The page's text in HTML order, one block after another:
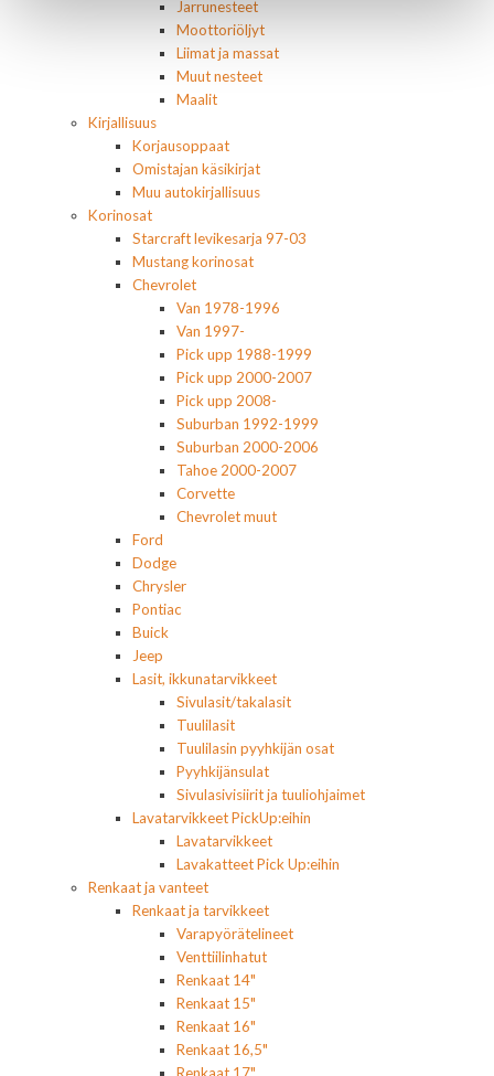
Jarrunesteet
Moottoriöljyt
Liimat ja massat
Muut nesteet
Maalit
Kirjallisuus
Korjausoppaat
Omistajan käsikirjat
Muu autokirjallisuus
Korinosat
Starcraft levikesarja 97-03
Mustang korinosat
Chevrolet
Van 1978-1996
Van 1997-
Pick upp 1988-1999
Pick upp 2000-2007
Pick upp 2008-
Suburban 1992-1999
Suburban 2000-2006
Tahoe 2000-2007
Corvette
Chevrolet muut
Ford
Dodge
Chrysler
Pontiac
Buick
Jeep
Lasit, ikkunatarvikkeet
Sivulasit/takalasit
Tuulilasit
Tuulilasin pyyhkijän osat
Pyyhkijänsulat
Sivulasivisiirit ja tuuliohjaimet
Lavatarvikkeet PickUp:eihin
Lavatarvikkeet
Lavakatteet Pick Up:eihin
Renkaat ja vanteet
Renkaat ja tarvikkeet
Varapyörätelineet
Venttiilinhatut
Renkaat 14"
Renkaat 15"
Renkaat 16"
Renkaat 16,5"